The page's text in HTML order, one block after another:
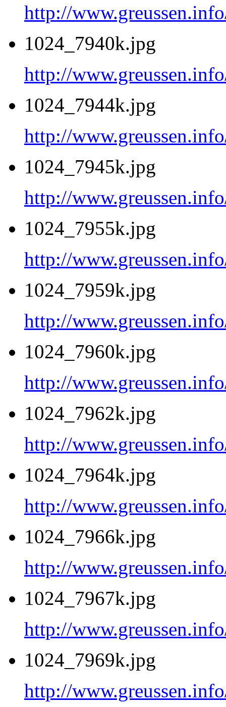
http://
1024_7940k.jpg
http://
1024_7944k.jpg
http://
1024_7945k.jpg
http://
1024_7955k.jpg
http://
1024_7959k.jpg
http://
1024_7960k.jpg
http://
1024_7962k.jpg
http://
1024_7964k.jpg
http://
1024_7966k.jpg
http://
1024_7967k.jpg
http://
1024_7969k.jpg
http://